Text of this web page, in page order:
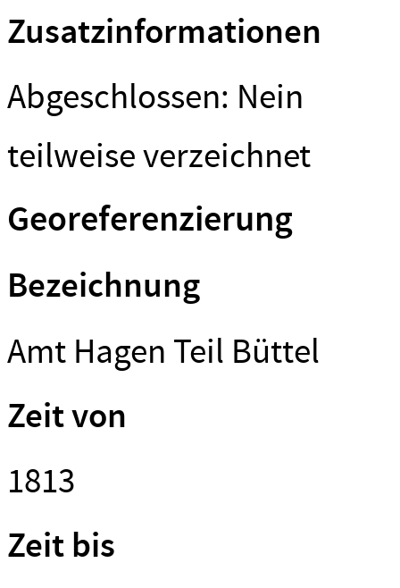
Zusatzinformationen
Abgeschlossen: Nein
teilweise verzeichnet
Georeferenzierung
Bezeichnung
Amt Hagen Teil Büttel
Zeit von
1813
Zeit bis